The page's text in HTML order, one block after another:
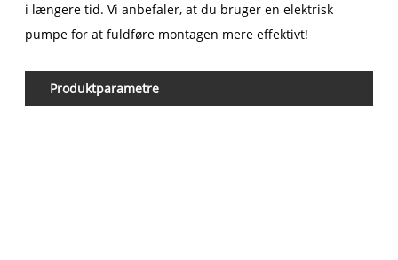
i længere tid. Vi anbefaler, at du bruger en elektrisk
pumpe for at fuldføre montagen mere effektivt!
Produktparametre